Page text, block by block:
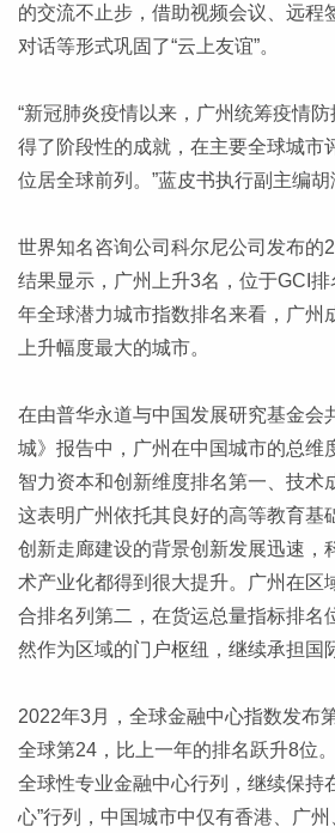
的交流不止步，借助视频会议、远程
对话等形式巩固了“云上友谊”。
“新冠肺炎疫情以来，广州统筹疫情
得了阶段性的成就，在主要全球城市
位居全球前列。”蓝皮书执行副主编胡
世界知名咨询公司科尔尼公司发布的
结果显示，广州上升3名，位于GCI
年全球潜力城市指数排名来看，广州
上升幅度最大的城市。
在由普华永道与中国发展研究基金会
城》报告中，广州在中国城市的总维
智力资本和创新维度排名第一、技术
这表明广州依托其良好的高等教育基
创新走廊建设的背景创新发展迅速，
术产业化都得到很大提升。广州在区
合排名列第二，在货运总量指标排名
然作为区域的门户枢纽，继续承担国
2022年3月，全球金融中心指数发布
全球第24，比上一年的排名跃升8位
全球性专业金融中心行列，继续保持
心”行列，中国城市中仅有香港、广